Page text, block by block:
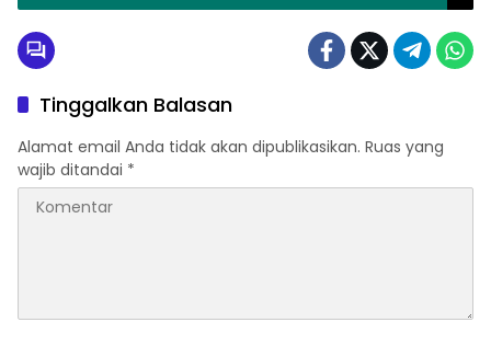
Tinggalkan Balasan
Alamat email Anda tidak akan dipublikasikan. Ruas yang
wajib ditandai *